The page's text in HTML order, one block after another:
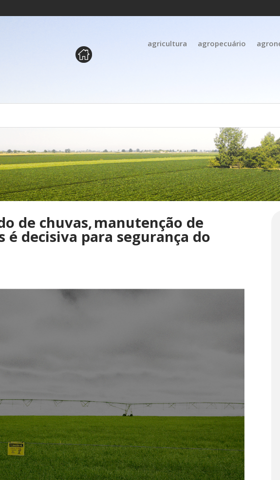
agricultura agropecuário
de chuvas, manutenção de
é decisiva para segurança do